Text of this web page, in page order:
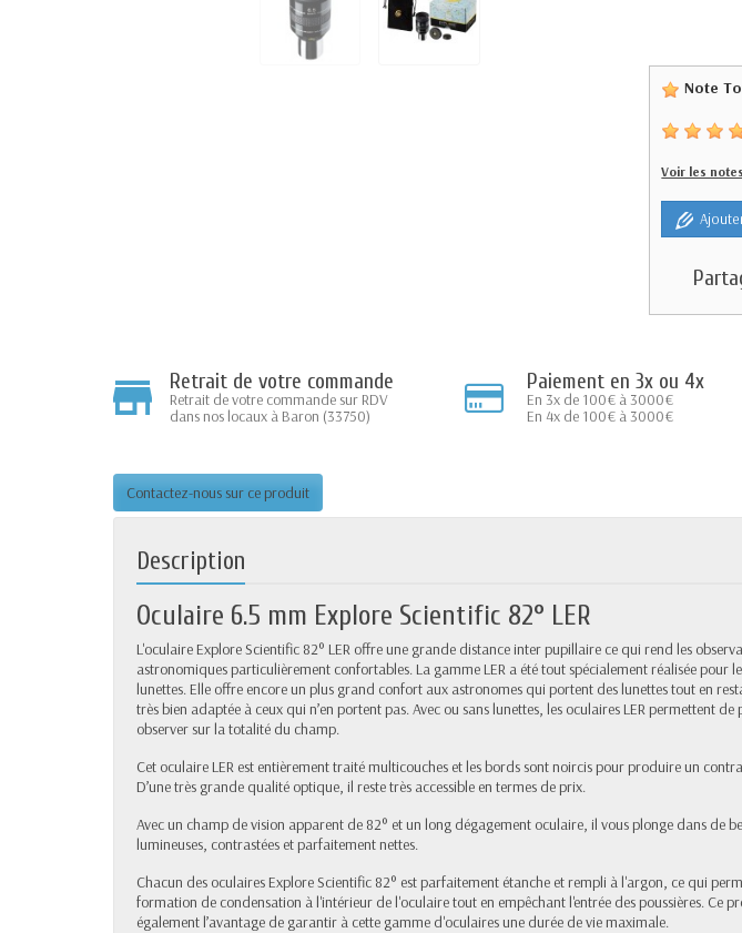
Note
Voir les notes
Retrait de votre commande
Retrait de votre commande sur RDV
dans nos locaux à Baron (33750)
Paiement en 3x ou 4x
En 3x de 100€ à 3000€
En 4x de 100€ à 3000€
Contactez-nous sur ce produit
Description
Oculaire 6.5 mm Explore Scientific 82° LER
L'oculaire Explore Scientific 82° LER offre une grande distance inter pupillaire ce qui rend les
astronomiques particulièrement confortables. La gamme LER a été tout spécialement réalisée pour
lunettes. Elle offre encore un plus grand confort aux astronomes qui portent des lunettes tout en
très bien adaptée à ceux qui n’en portent pas. Avec ou sans lunettes, les oculaires LER permettent de
observer sur la totalité du champ.
Cet oculaire LER est entièrement traité multicouches et les bords sont noircis pour produire un
D’une très grande qualité optique, il reste très accessible en termes de prix.
Avec un champ de vision apparent de 82° et un long dégagement oculaire, il vous plonge dans de
lumineuses, contrastées et parfaitement nettes.
Chacun des oculaires Explore Scientific 82° est parfaitement étanche et rempli à l'argon, ce qui
formation de condensation à l'intérieur de l'oculaire tout en empêchant l'entrée des poussières. Ce
également l’avantage de garantir à cette gamme d'oculaires une durée de vie maximale.